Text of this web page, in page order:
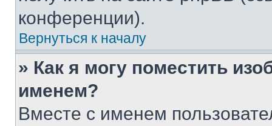
конференции).
Вернуться к началу
» Как я могу поместить
именем?
Вместе с именем